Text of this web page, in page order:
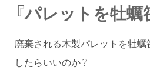
『パレットを牡蠣
廃棄される木製パレットを牡蠣
したらいいのか？